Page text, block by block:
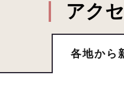
アク
各地から